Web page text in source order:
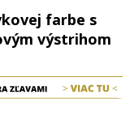
farbe s
výstrihom